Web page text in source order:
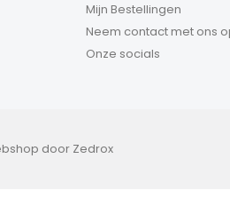
Mijn Bestellingen
Neem contact met ons
Onze socials
door Zedrox